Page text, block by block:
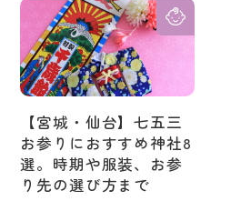
【宮城・仙台】七五三
お参りにおすすめ神社8
選。時期や服装、お参
り先の選び方まで